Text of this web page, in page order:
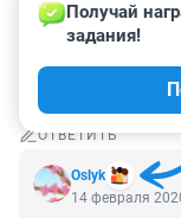
Гость
14 февраля
Бескрайнее
Или только в
ОТВЕТИТЬ
Oslyk
Получай
задания!
14 февраля